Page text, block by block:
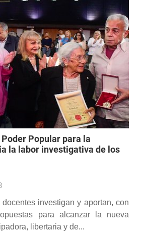
Popular para la
la labor investigativa de los
investigan y aportan, con
para alcanzar la nueva
libertaria y de...